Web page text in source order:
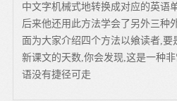
中文字机械式地转换成对应的英语
后来他还用此方法学会了另外三种
面为大家介绍四个方法以飨读者,要
新课文的天数,你会发现,这是一种
语没有捷径可走